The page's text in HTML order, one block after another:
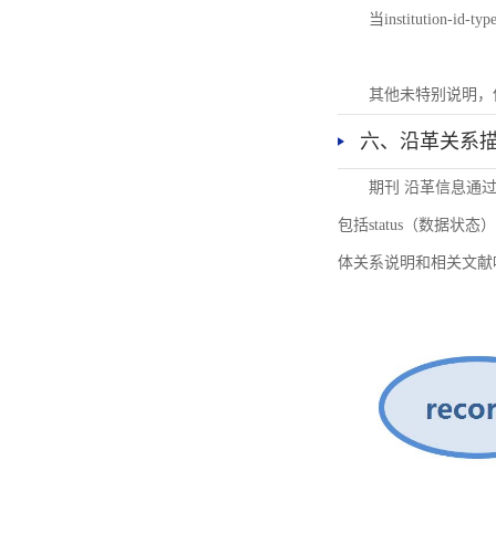
当institution-id-
其他未特别说明
六、沿革关系
期刊 沿革信息通
包括status（数据状态
体关系说明和相关文